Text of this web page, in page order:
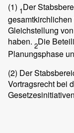
(1) 1Der
Gleichstellung
haben. 2Die
Planungsphase
(2) Der
Vortragsrecht bei